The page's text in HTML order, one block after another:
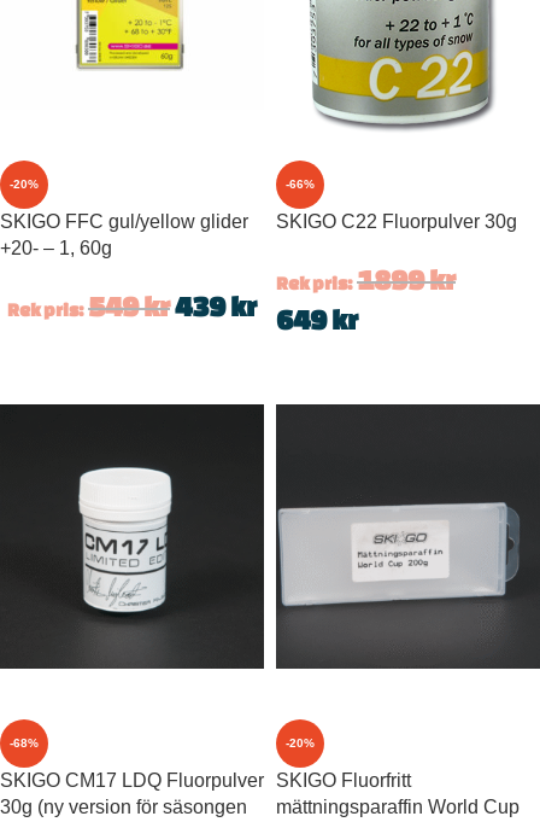
-20%
SKIGO FFC gul/yellow glider
+20- – 1, 60g
Rek pris: 549kr439kr
-66%
SKIGO C22 Fluorpulver 30g
Rek pris: 1899kr
649kr
-68%
SKIGO CM17 LDQ Fluorpulver
30g (ny version för säsongen
-20%
SKIGO Fluorfritt
mättningsparaffin World Cup